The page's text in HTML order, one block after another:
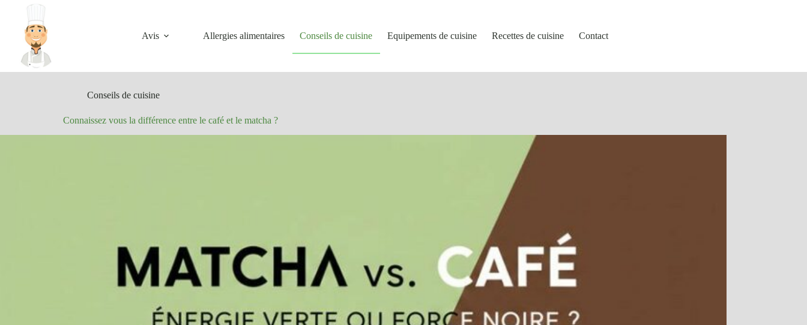
contenu
Avis
Allergies alimentaires Conseils de cuisine Equipements de cuisine Recettes de cuisine Contact
Conseils de cuisine
Connaissez vous la différence entre le café et le matcha ?